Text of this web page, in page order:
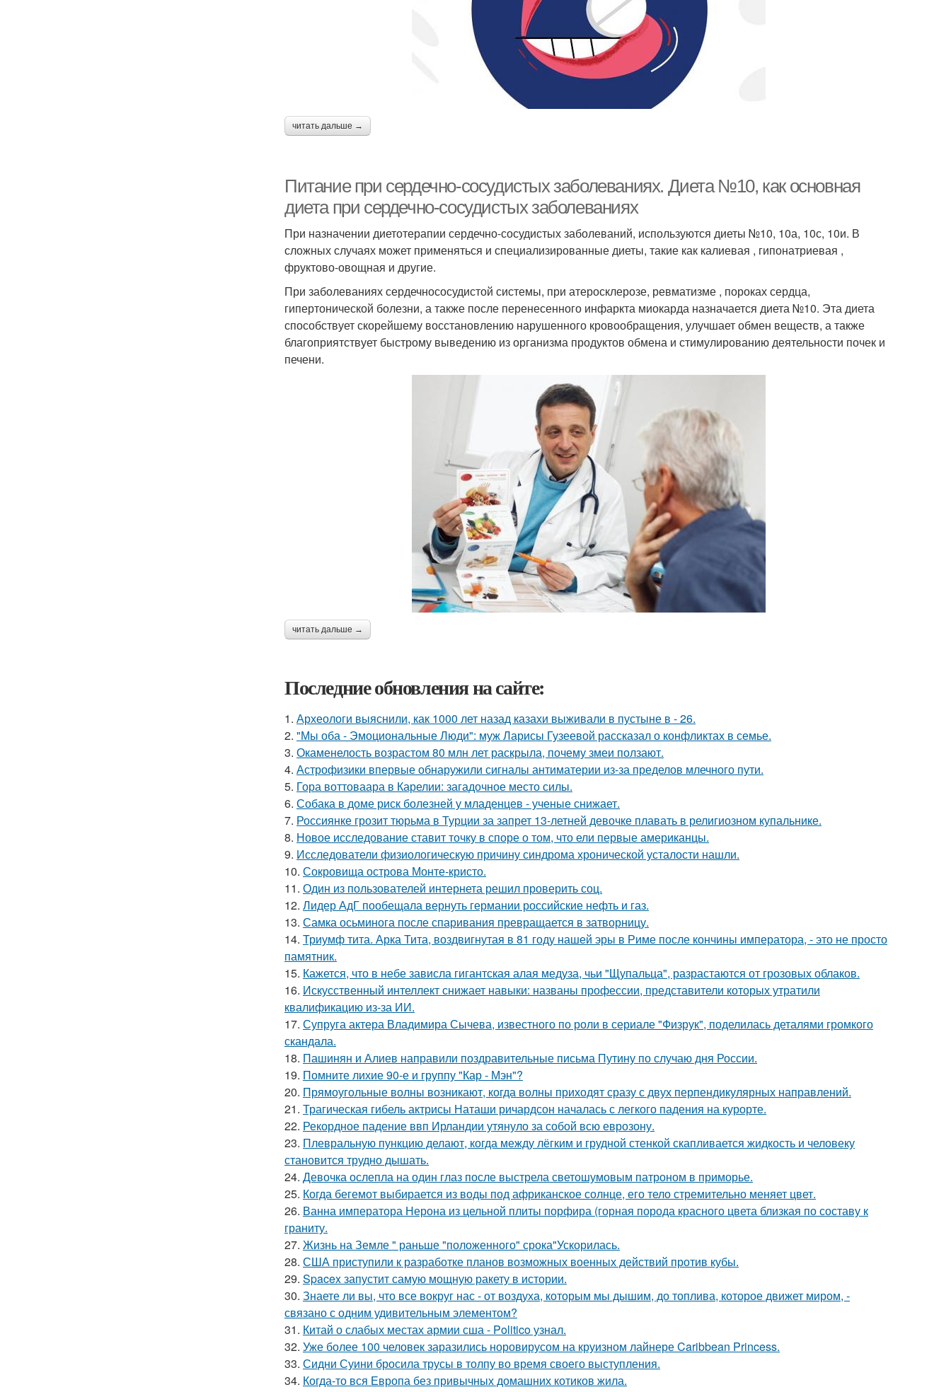
читать дальше →
Питание при сердечно-сосудистых заболеваниях. Диета №10, как основная
диета при сердечно-сосудистых заболеваниях
При назначении диетотерапии сердечно-сосудистых заболеваний, используются диеты №10, 10а, 10с, 10и. В
сложных случаях может применяться и специализированные диеты, такие как калиевая , гипонатриевая ,
фруктово-овощная и другие.
При заболеваниях сердечнососудистой системы, при атеросклерозе, ревматизме , пороках сердца,
гипертонической болезни, а также после перенесенного инфаркта миокарда назначается диета №10. Эта диета
способствует скорейшему восстановлению нарушенного кровообращения, улучшает обмен веществ, а также
благоприятствует быстрому выведению из организма продуктов обмена и стимулированию деятельности почек и
печени.
читать дальше →
Последние обновления на сайте:
1. Археологи выяснили, как 1000 лет назад казахи выживали в пустыне в - 26.
2. "Мы оба - Эмоциональные Люди": муж Ларисы Гузеевой рассказал о конфликтах в семье.
3. Окаменелость возрастом 80 млн лет раскрыла, почему змеи ползают.
4. Астрофизики впервые обнаружили сигналы антиматерии из-за пределов млечного пути.
5. Гора воттоваара в Карелии: загадочное место силы.
6. Собака в доме риск болезней у младенцев - ученые снижает.
7. Россиянке грозит тюрьма в Турции за запрет 13-летней девочке плавать в религиозном купальнике.
8. Новое исследование ставит точку в споре о том, что ели первые американцы.
9. Исследователи физиологическую причину синдрома хронической усталости нашли.
10. Сокровища острова Монте-кристо.
11. Один из пользователей интернета решил проверить соц.
12. Лидер АдГ пообещала вернуть германии российские нефть и газ.
13. Самка осьминога после спаривания превращается в затворницу.
14. Триумф тита. Арка Тита, воздвигнутая в 81 году нашей эры в Риме после кончины императора, - это не просто
памятник.
15. Кажется, что в небе зависла гигантская алая медуза, чьи "Щупальца", разрастаются от грозовых облаков.
16. Искусственный интеллект снижает навыки: названы профессии, представители которых утратили
квалификацию из-за ИИ.
17. Супруга актера Владимира Сычева, известного по роли в сериале "Физрук", поделилась деталями громкого
скандала.
18. Пашинян и Алиев направили поздравительные письма Путину по случаю дня России.
19. Помните лихие 90-е и группу "Кар - Мэн"?
20. Прямоугольные волны возникают, когда волны приходят сразу с двух перпендикулярных направлений.
21. Трагическая гибель актрисы Наташи ричардсон началась с легкого падения на курорте.
22. Рекордное падение ввп Ирландии утянуло за собой всю еврозону.
23. Плевральную пункцию делают, когда между лёгким и грудной стенкой скапливается жидкость и человеку
становится трудно дышать.
24. Девочка ослепла на один глаз после выстрела светошумовым патроном в приморье.
25. Когда бегемот выбирается из воды под африканское солнце, его тело стремительно меняет цвет.
26. Ванна императора Нерона из цельной плиты порфира (горная порода красного цвета близкая по составу к
граниту.
27. Жизнь на Земле " раньше "положенного" срока"Ускорилась.
28. США приступили к разработке планов возможных военных действий против кубы.
29. Spacex запустит самую мощную ракету в истории.
30. Знаете ли вы, что все вокруг нас - от воздуха, которым мы дышим, до топлива, которое движет миром, -
связано с одним удивительным элементом?
31. Китай о слабых местах армии сша - Politico узнал.
32. Уже более 100 человек заразились норовирусом на круизном лайнере Caribbean Princess.
33. Сидни Суини бросила трусы в толпу во время своего выступления.
34. Когда-то вся Европа без привычных домашних котиков жила.